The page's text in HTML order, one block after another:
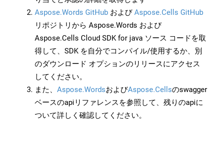
Aspose.Words GitHub およびAspose.Cells GitHub
リポジトリから Aspose.Words および
Aspose.Cells Cloud SDK for java ソース コードを取
得して、SDK を自分でコンパイル/使用するか、別
のダウンロード オプションのリリースにアクセス
してください。
また、 Aspose.WordsおよびAspose.Cellsのswagger
ベースのapiリファレンスを参照して、残りのapiに
ついて詳しく確認してください。